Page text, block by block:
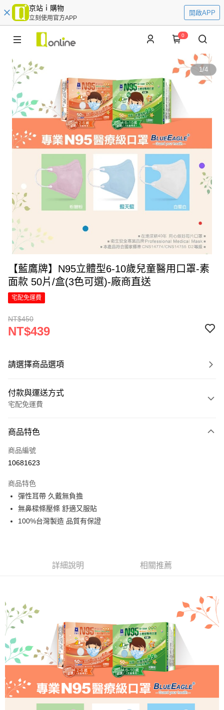
京站ｉ購物
立刻使用官方APP
開啟APP
0
1/4
【藍鷹牌】N95立體型6-10歲兒童醫用口罩-素
面款 50片/盒(3色可選)-廠商直送
宅配免運費
NT$450
NT$439
請選擇商品選項
付款與運送方式
宅配免運費
信用卡一次付款
LINE Pay
街口支付
悠遊付
1.本服務由台灣大哥大提供，台灣大哥大用戶可立即使用無須另外申請。
2.付款方式選擇「大哥付你分期」，訂單成立後會自動跳轉到大哥付的交易
流程，驗證手機門號後，選擇欲分期的期數、繳款截止日，確認付款後即完
成交易。
3.實際核准額度、可分期數及費用金額請依後續交易確認頁面所載為準。
4.訂單成立30分鐘內，如未前往確認交易或遇審核未通過，訂單將自動取
消。如遇「轉專審核」未通過狀況，表示未達大哥付你分期系統評分，恕無
法說明評估內容。
1.分期款項不併入電信帳單，「大哥付你分期」於每月結算日後寄送繳費提
醒簡訊。
2.透過簡訊連結打開帳單後，可選擇「超商條碼／台灣大直營門市／銀行轉
帳／街口支付／iPASS MONEY」等通路繳費。
相關說明
【關於「AFTEE先享後付」】
AFTEE先享後付是「在收到商品之後才付款」的支付方式。 讓您購物簡單
便利好安心！
１．簡單：不需註冊會員、不需綁卡、不需儲值。
２．便利：只要手機號碼，簡訊認證，即可結帳。
３．安心：先確認商品／服務後，再付款。
【「AFTEE先享後付」結帳流程】
１．於結帳方式選擇「AFTEE先享後付」後，將跳轉至「AFTEE先享後付」
結帳頁面，進行簡訊認證並確認金額後，即可完成結帳。
ATM付款
運送方式
免運費
商品特色
商品編號
10681623
商品特色
彈性耳帶 久戴無負擔
無鼻樑條壓條 舒適又服貼
100%台灣製造 品質有保證
詳細說明 相關推薦